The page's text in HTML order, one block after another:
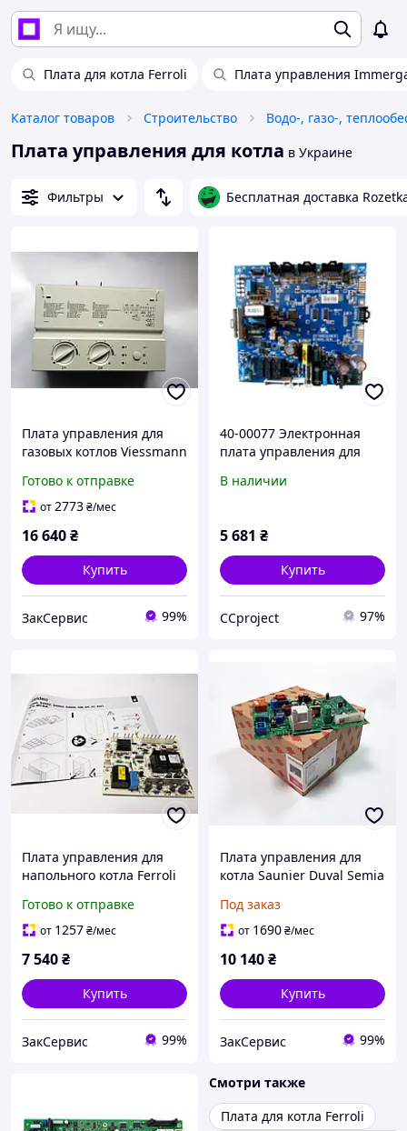
Плата для котла Ferroli Плата управления
Каталог товаров Строительство Водо-, газо-,
Плата управления для котла в Украине
Фильтры Бесплатная доставка
Плата управления для
газовых котлов Viessmann
7831047
Готово к отправке
от2773₴/мес
16 640₴
Купить
ЗакСервис 99%
40-00077 Электронная
плата управления для
R2
В наличии
5 681 ₴
Купить
CCproject 97%
Плата управления для
напольного котла Ferroli
39803640, S4561B1039
Готово к отправке
от 1257₴/мес
7 540₴
Купить
ЗакСервис 99%
Плата управления для
котла Saunier Duval Semia
Под заказ
от 1690₴/мес
10 140₴
Купить
ЗакСервис 99%
Смотри также
Плата для котла Ferroli